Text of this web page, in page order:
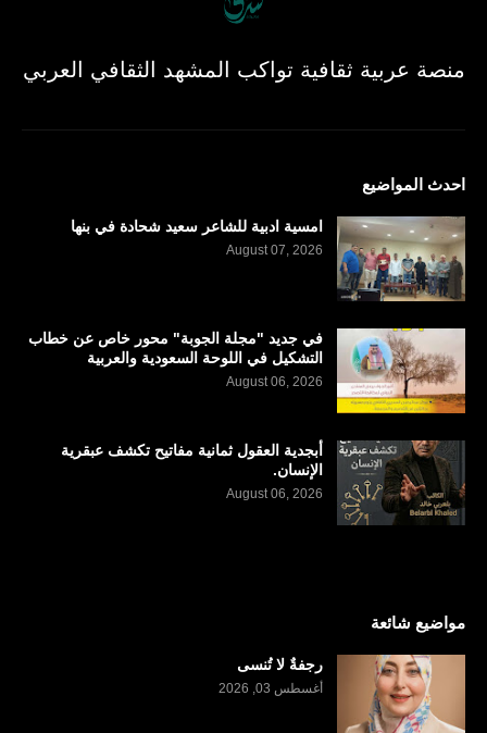
منصة عربية ثقافية تواكب المشهد الثقافي العربي
احدث المواضيع
امسية ادبية للشاعر سعيد شحادة في بنها
August 07, 2026
في جديد "مجلة الجوبة" محور خاص عن خطاب
التشكيل في اللوحة السعودية والعربية
August 06, 2026
أبجدية العقول ثمانية مفاتيح تكشف عبقرية
الإنسان.
August 06, 2026
مواضيع شائعة
رجفةٌ لا تُنسى
أغسطس 03, 2026